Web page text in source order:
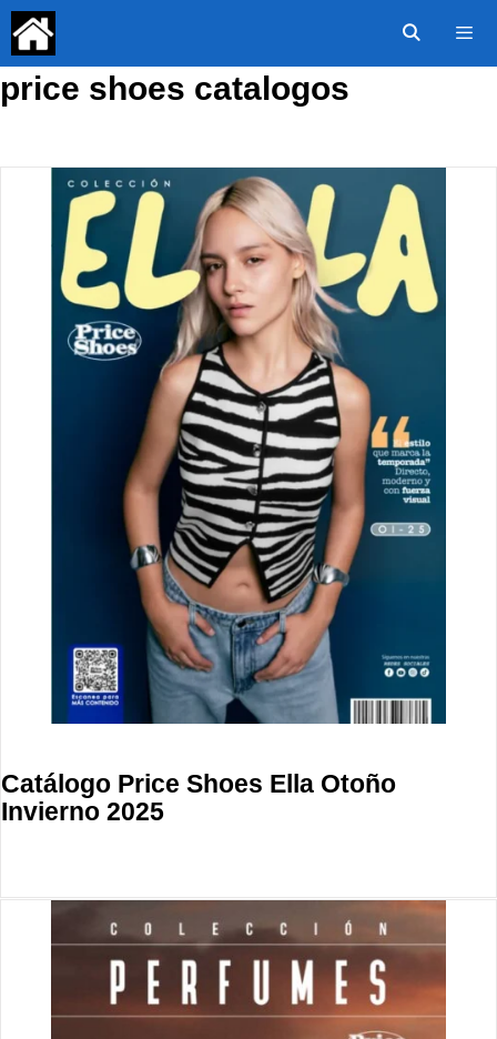
Saltar
contenido
price shoes catalogos
Catálogo Price Shoes Ella Otoño
Invierno 2025